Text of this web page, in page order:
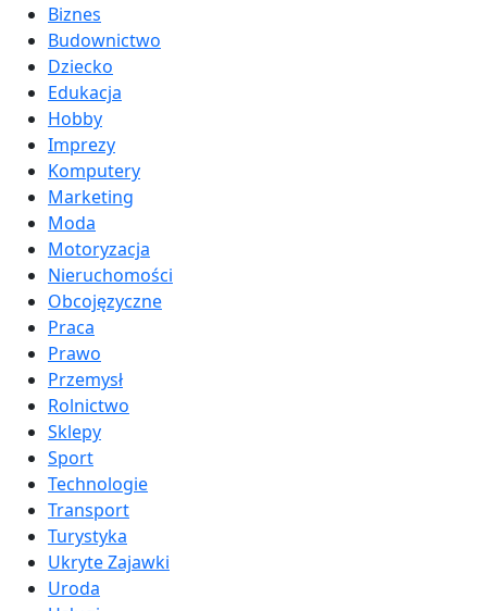
Biznes
Budownictwo
Dziecko
Edukacja
Hobby
Imprezy
Komputery
Marketing
Moda
Motoryzacja
Nieruchomości
Obcojęzyczne
Praca
Prawo
Przemysł
Rolnictwo
Sklepy
Sport
Technologie
Transport
Turystyka
Ukryte Zajawki
Uroda